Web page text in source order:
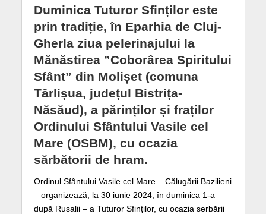
Duminica Tuturor Sfinților este
prin tradiție, în Eparhia de Cluj-
Gherla ziua pelerinajului la
Mănăstirea ”Coborârea Spiritului
Sfânt” din Molișet (comuna
Târlișua, județul Bistrița-
Năsăud), a părinților și fraților
Ordinului Sfântului Vasile cel
Mare (OSBM), cu ocazia
sărbătorii de hram.
Ordinul Sfântului Vasile cel Mare – Călugării Bazilieni
– organizează, la 30 iunie 2024, în duminica 1-a
după Rusalii – a Tuturor Sfinților, cu ocazia serbării